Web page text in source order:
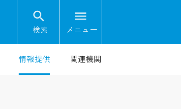
search
検索
menu
メニュー
情報提供 関連機関